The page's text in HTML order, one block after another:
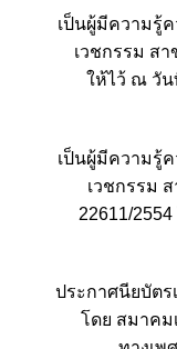
เป็นผู้มีความรู้
เวชกรรม สา
ให้ไว้ ณ วัน
เป็นผู้มีความรู้
เวชกรรม
22611/
ประกาศนียบัตร
โดย สมาค